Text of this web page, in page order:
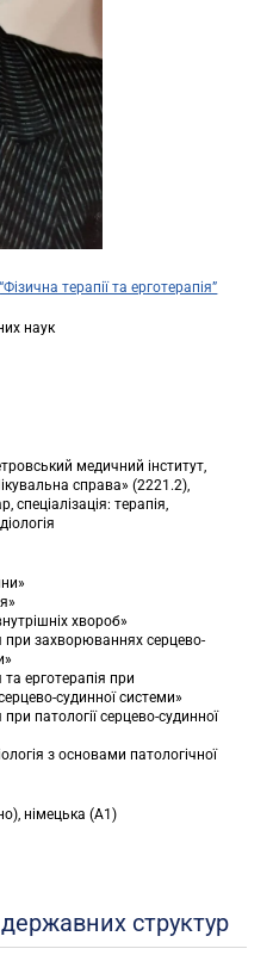
“Фізична терапії та ерготерапія”
наук
медичний інститут,
справа» (2221.2),
спеціалізація: терапія,
хвороб»
при захворюваннях серцево-
та ерготерапія при
судинної системи»
при патології серцево-судинної
з основами патологічної
німецька (А1)
державних структур